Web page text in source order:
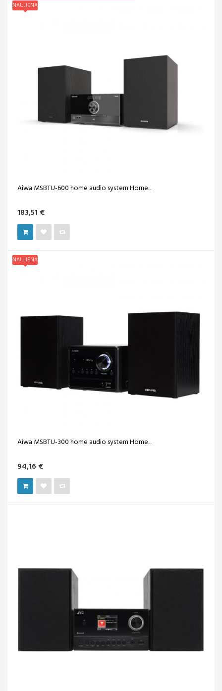
NAUJIENA
Aiwa MSBTU-600 home audio system Home...
183,51 €
NAUJIENA
Aiwa MSBTU-300 home audio system Home...
94,16 €